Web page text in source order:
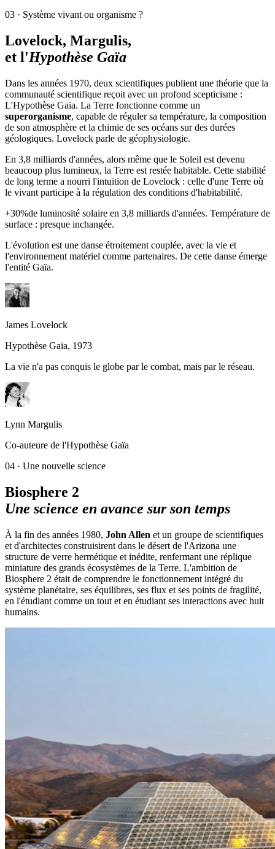
03 · Système vivant ou organisme ?
Lovelock, Margulis,
et l'Hypothèse Gaïa
Dans les années 1970, deux scientifiques publient une théorie que la
communauté scientifique reçoit avec un profond scepticisme :
L'Hypothèse Gaïa. La Terre fonctionne comme un
superorganisme, capable de réguler sa température, la composition
de son atmosphère et la chimie de ses océans sur des durées
géologiques. Lovelock parle de géophysiologie.
En 3,8 milliards d'années, alors même que le Soleil est devenu
beaucoup plus lumineux, la Terre est restée habitable. Cette stabilité
de long terme a nourri l'intuition de Lovelock : celle d'une Terre où
le vivant participe à la régulation des conditions d'habitabilité.
+30%de luminosité solaire en 3,8 milliards d'années. Température de
surface : presque inchangée.
L'évolution est une danse étroitement couplée, avec la vie et
l'environnement matériel comme partenaires. De cette danse émerge
l'entité Gaïa.
James Lovelock
Hypothèse Gaïa, 1973
La vie n'a pas conquis le globe par le combat, mais par le réseau.
Lynn Margulis
Co-auteure de l'Hypothèse Gaïa
04 · Une nouvelle science
Biosphere 2
Une science en avance sur son temps
À la fin des années 1980, John Allen et un groupe de scientifiques
et d'architectes construisirent dans le désert de l'Arizona une
structure de verre hermétique et inédite, renfermant une réplique
miniature des grands écosystèmes de la Terre. L'ambition de
Biosphere 2 était de comprendre le fonctionnement intégré du
système planétaire, ses équilibres, ses flux et ses points de fragilité,
en l'étudiant comme un tout et en étudiant ses interactions avec huit
humains.